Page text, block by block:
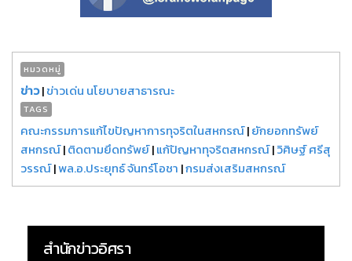
หมวดหมู่
ข่าว|ข่าวเด่น นโยบายสาธารณะ
TAGS
คณะกรรมการแก้ไขปัญหาการทุจริตในสหกรณ์|ยักยอกทรัพย์
สหกรณ์|ติดตามยึดทรัพย์|แก้ปัญหาทุจริตสหกรณ์|วิศิษฐ์ ศรีสุ
วรรณ์|พล.อ.ประยุทธ์ จันทร์โอชา |กรมส่งเสริมสหกรณ์
สำนักข่าวอิศรา